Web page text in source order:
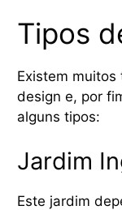
Tipos
Existem
design e, por
alguns tipos:
Jardim
Este jardim